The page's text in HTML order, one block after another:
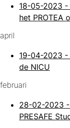
18-05-2023 -
het PROTEA
april
19-04-2023 -
de NICU
februari
28-02-2023 -
PRESAFE